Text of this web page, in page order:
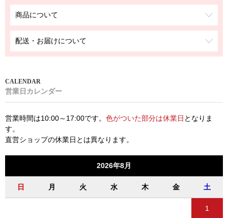
商品について
配送・お届けについて
営業日カレンダー
営業時間は10:00～17:00です。 色がついた部分は休業日 となりま
す。
直営ショップの休業日とは異なります。
2026年8月
日 月 火 水 木 金 土
1